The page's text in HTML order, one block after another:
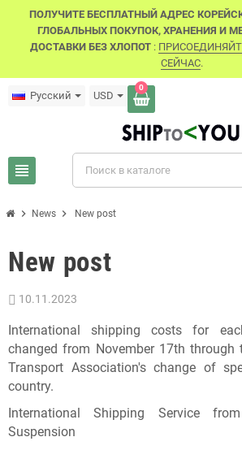
ПОЛУЧИТЕ БЕСПЛАТНЫЙ АДРЕС
ГЛОБАЛЬНЫХ ПОКУПОК, ХРАНЕНИЯ И
ДОСТАВКИ БЕЗ ХЛОПОТ :
СЕЙЧАС.
Русский USD
0
view_headline
chevron_right News chevron_right New post
New post
10.11.2023
International shipping costs for
changed from November 17th through
Transport Association's change of
country.
International Shipping Service
Suspension